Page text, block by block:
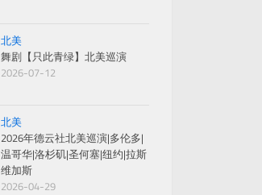
北美
舞剧【只此青绿】北美巡演
2026-07-12
北美
2026年德云社北美巡演|多伦多|
温哥华|洛杉矶|圣何塞|纽约|拉斯
维加斯
2026-04-29